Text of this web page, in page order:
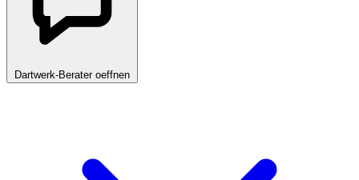
Dartwerk-Berater oeffnen